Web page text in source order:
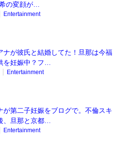
の変顔が…
Entertainment
ナが彼氏と結婚してた！旦那は今福
を妊娠中？フ…
Entertainment
が第二子妊娠をブログで。不倫スキ
、旦那と京都…
Entertainment